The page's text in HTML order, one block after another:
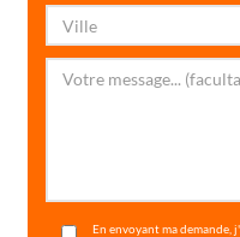
En envoyant ma